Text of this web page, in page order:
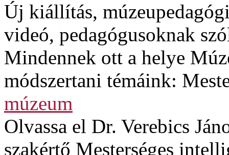
Új kiállítás,
videó, pedagógusoknak
Mindennek ott a helye
módszertani témáink:
múzeum
Olvassa el Dr. Verebics
szakértő Mesterséges